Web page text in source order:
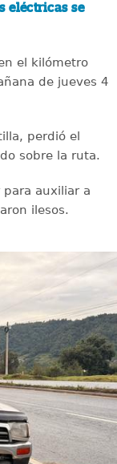
eléctricas se
el kilómetro
de jueves 4
perdió el
sobre la ruta.
para auxiliar a
ilesos.